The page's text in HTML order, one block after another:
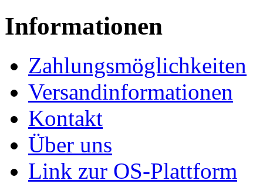
Informationen
Zahlungsmöglichkeiten
Versandinformationen
Kontakt
Über uns
Link zur OS-Plattform